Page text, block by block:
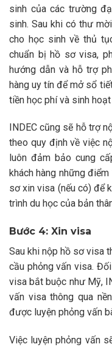
sinh của các trường
sinh. Sau khi có thư
cho học sinh về thủ
chuẩn bị hồ sơ visa,
hướng dẫn và hỗ trợ
hàng uy tín để mở sổ
tiền học phí và sinh
INDEC cũng sẽ hỗ trợ
theo quy định về việc
luôn đảm bảo cung
khách hàng những
sơ xin visa (nếu có) để
trình du học của bản
Bước 4: Xin visa
Sau khi nộp hồ sơ visa
cầu phỏng vấn visa.
visa bắt buộc như Mỹ,
vấn visa thông qua
được luyện phỏng vấn
Việc luyện phỏng vấn